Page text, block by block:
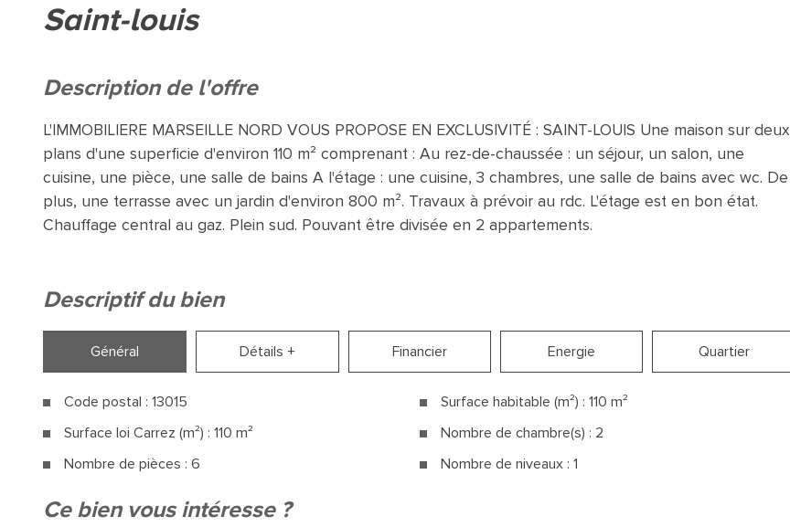
saint-louis
description de l'offre
L'IMMOBILIERE MARSEILLE NORD VOUS PROPOSE EN EXCLUSIVITÉ : SAINT-LOUIS Une maison sur deux
plans d'une superficie d'environ 110 m² comprenant : Au rez-de-chaussée : un séjour, un salon, une
cuisine, une pièce, une salle de bains A l'étage : une cuisine, 3 chambres, une salle de bains avec wc. De
plus, une terrasse avec un jardin d'environ 800 m². Travaux à prévoir au rdc. L'étage est en bon état.
Chauffage central au gaz. Plein sud. Pouvant être divisée en 2 appartements.
descriptif du bien
Général Détails + Financier Energie Quartier
Code postal : 13015
Surface habitable (m²) : 110 m²
Surface loi Carrez (m²) : 110 m²
Nombre de chambre(s) : 2
Nombre de pièces : 6
Nombre de niveaux : 1
la ville de marseille (13015)
ce bien vous intéresse ?